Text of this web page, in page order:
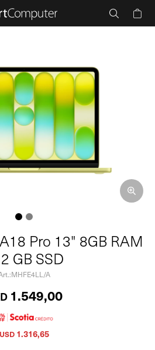
Pro 13" 8GB RAM
GB SSD
MHFE4LL/A
1.549,00
USD 1.316,65